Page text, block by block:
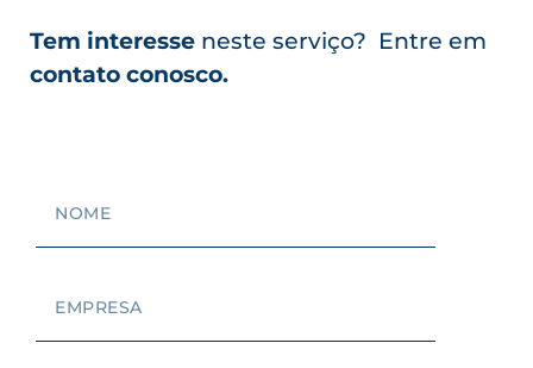
Tem interesse neste serviço? Entre em
contato conosco.